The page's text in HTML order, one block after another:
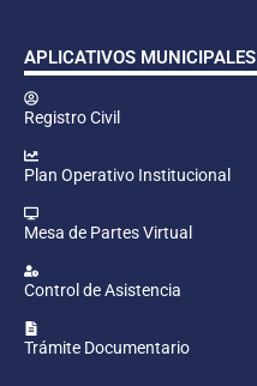
APLICATIVOS MUNICIPALES
Registro Civil
Plan Operativo Institucional
Mesa de Partes Virtual
Control de Asistencia
Trámite Documentario